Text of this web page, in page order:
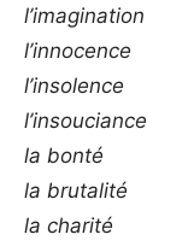
l’imagination
l’innocence
l’insolence
l’insouciance
la bonté
la brutalité
la charité